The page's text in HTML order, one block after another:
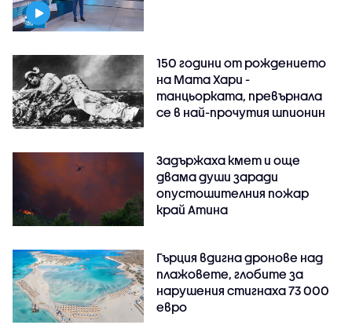
150 години от рождението
на Мата Хари -
танцьорката, превърнала
се в най-прочутия шпионин
Задържаха кмет и още
двама души заради
опустошителния пожар
край Атина
Гърция вдигна дронове над
плажовете, глобите за
нарушения стигнаха 73 000
евро